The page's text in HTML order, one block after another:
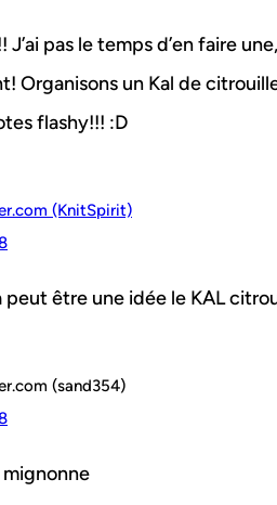
J’ai pas le temps d’en faire
Organisons un Kal de
flashy!!! :D
(KnitSpirit)
peut être une idée le KAL
(sand354)